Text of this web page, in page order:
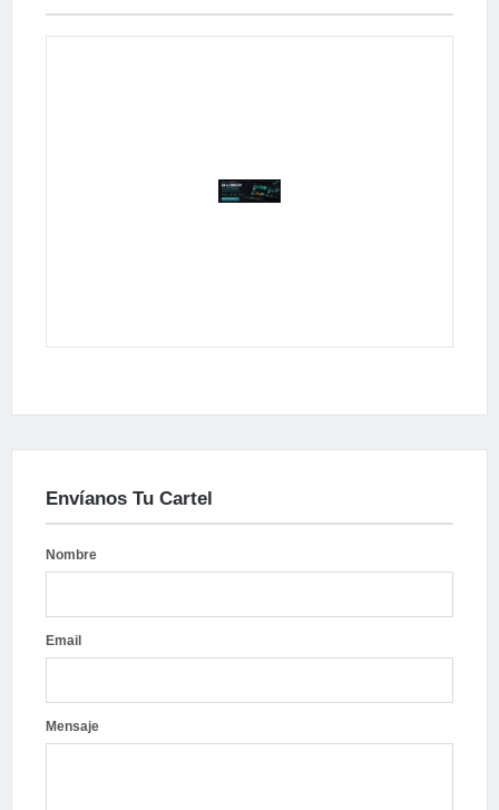
Publicidad
Envíanos Tu Cartel
Nombre
Email
Mensaje